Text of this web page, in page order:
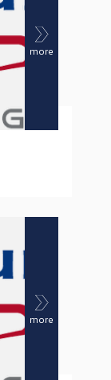
more
more